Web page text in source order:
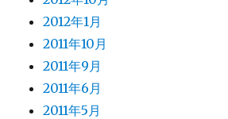
2012年1月
2011年10月
2011年9月
2011年6月
2011年5月